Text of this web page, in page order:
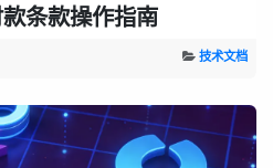
条款操作指南
技术文档